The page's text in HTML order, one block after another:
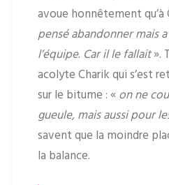
avoue honnêtement qu’à
pensé abandonner mais
l’équipe. Car il le fallait».
acolyte Charik qui s’est
sur le bitume : «on ne
gueule, mais aussi pour
savent que la moindre
la balance.